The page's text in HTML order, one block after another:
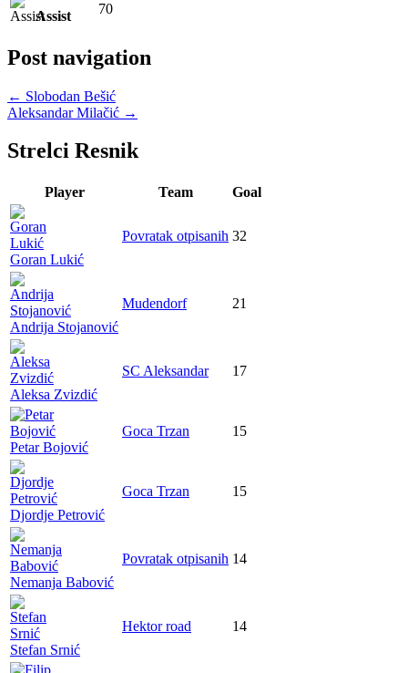
Assist 70
Post navigation
← Slobodan Bešić
Aleksandar Milačić →
Strelci Resnik
Player Team Goal
Goran Lukić
Povratak otpisanih 32
Andrija Stojanović
Mudendorf 21
Aleksa Zvizdić
SC Aleksandar 17
Petar Bojović
Goca Trzan 15
Djordje Petrović
Goca Trzan 15
Nemanja Babović
Povratak otpisanih 14
Stefan Srnić
Hektor road 14